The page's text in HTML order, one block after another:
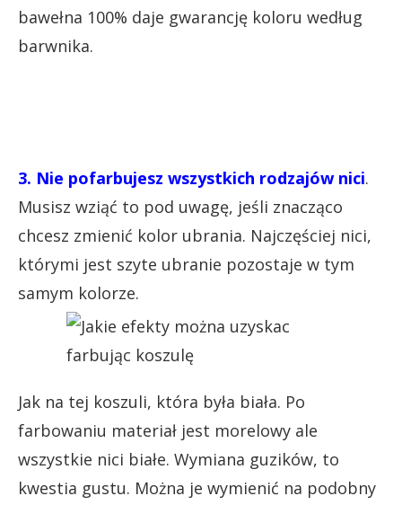
bawełna 100% daje gwarancję koloru według
barwnika.
3. Nie pofarbujesz wszystkich rodzajów nici.
Musisz wziąć to pod uwagę, jeśli znacząco
chcesz zmienić kolor ubrania. Najczęściej nici,
którymi jest szyte ubranie pozostaje w tym
samym kolorze.
Jak na tej koszuli, która była biała. Po
farbowaniu materiał jest morelowy ale
wszystkie nici białe. Wymiana guzików, to
kwestia gustu. Można je wymienić na podobny